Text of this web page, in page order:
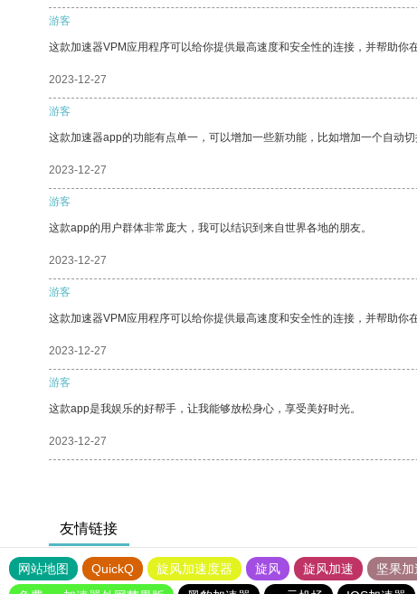
游客
这款加速器VPM应用程序可以给你提供最高速度和安全性的连接，并帮助你
2023-12-27
游客
这款加速器app的功能有点单一，可以增加一些新功能，比如增加一个自动切
2023-12-27
游客
这款app的用户群体非常庞大，我可以结识到来自世界各地的朋友。
2023-12-27
游客
这款加速器VPM应用程序可以给你提供最高速度和安全性的连接，并帮助你
2023-12-27
游客
这款app是我娱乐的好帮手，让我能够放松身心，享受美好时光。
2023-12-27
友情链接
网站地图 QuickQ 旋风加速度器 旋风 旋风加速 坚果加